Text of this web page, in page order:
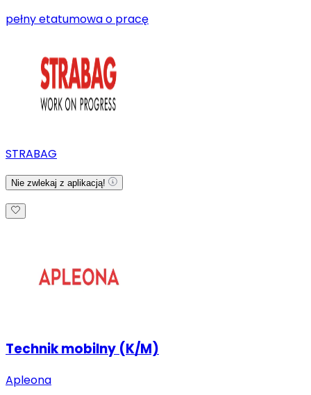
pełny etatumowa o pracę
STRABAG
Nie zwlekaj z aplikacją!
Technik mobilny (K/M)
Apleona